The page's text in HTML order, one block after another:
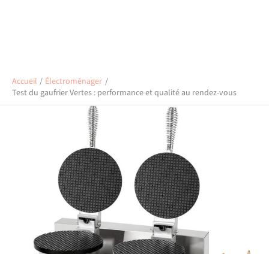
Accueil
Électroménager
Test du gaufrier Vertes : performance et qualité au rendez-vous